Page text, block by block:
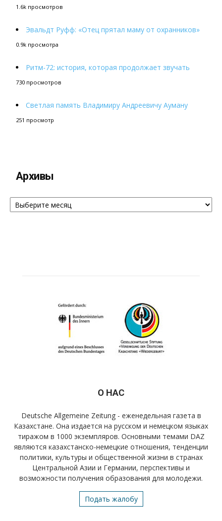
1.6k просмотров
Эвальдт Руфф: «Отец прятал маму от охранников»
0.9k просмотра
Ритм-72: история, которая продолжает звучать
730 просмотров
Светлая память Владимиру Андреевичу Ауману
251 просмотр
Архивы
Архивы
О НАС
Deutsche Allgemeine Zeitung - еженедельная газета в
Казахстане. Она издается на русском и немецком языках
тиражом в 1000 экземпляров. Основными темами DAZ
являются казахстанско-немецкие отношения, тенденции
политики, культуры и общественной жизни в странах
Центральной Азии и Германии, перспективы и
возможности получения образования для молодежи.
Подать жалобу